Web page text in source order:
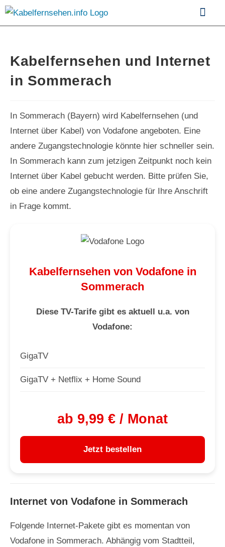
Kabelfernsehen und Internet
in Sommerach
In Sommerach (Bayern) wird Kabelfernsehen (und
Internet über Kabel) von Vodafone angeboten. Eine
andere Zugangstechnologie könnte hier schneller sein.
In Sommerach kann zum jetzigen Zeitpunkt noch kein
Internet über Kabel gebucht werden. Bitte prüfen Sie,
ob eine andere Zugangstechnologie für Ihre Anschrift
in Frage kommt.
Kabelfernsehen von Vodafone in
Sommerach
Diese TV-Tarife gibt es aktuell u.a. von
Vodafone:
GigaTV
GigaTV + Netflix + Home Sound
ab 9,99 € / Monat
Jetzt bestellen
Internet von Vodafone in Sommerach
Folgende Internet-Pakete gibt es momentan von
Vodafone in Sommerach. Abhängig vom Stadtteil,